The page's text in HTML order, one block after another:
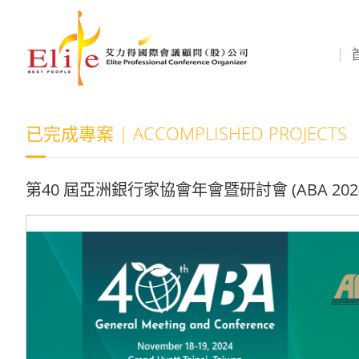
已完成專案 | ACCOMPLISHED PROJECTS
第40 屆亞洲銀行家協會年會暨研討會 (ABA